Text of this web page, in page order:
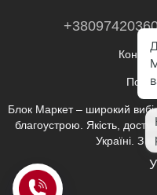
Блок Маркет – широкий вибір
благоустрою. Якість,
Україні. З